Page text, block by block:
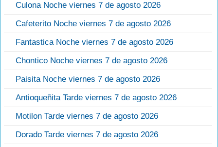
Culona Noche viernes 7 de agosto 2026
Cafeterito Noche viernes 7 de agosto 2026
Fantastica Noche viernes 7 de agosto 2026
Chontico Noche viernes 7 de agosto 2026
Paisita Noche viernes 7 de agosto 2026
Antioqueñita Tarde viernes 7 de agosto 2026
Motilon Tarde viernes 7 de agosto 2026
Dorado Tarde viernes 7 de agosto 2026